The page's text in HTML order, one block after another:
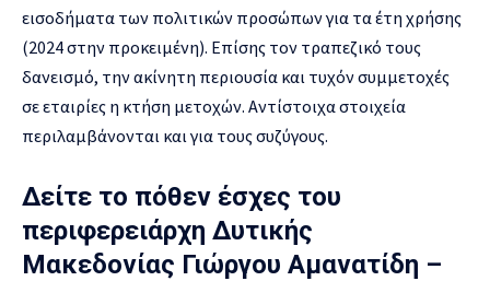
εισοδήματα των πολιτικών προσώπων για τα έτη χρήσης
(2024 στην προκειμένη). Επίσης τον τραπεζικό τους
δανεισμό, την ακίνητη περιουσία και τυχόν συμμετοχές
σε εταιρίες η κτήση μετοχών. Αντίστοιχα στοιχεία
περιλαμβάνονται και για τους συζύγους.
Δείτε το πόθεν έσχες του
περιφερειάρχη Δυτικής
Μακεδονίας Γιώργου Αμανατίδη –